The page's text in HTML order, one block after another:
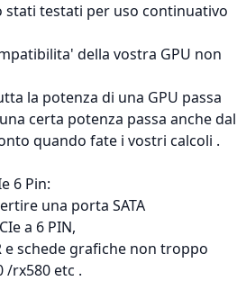
testati per uso continuativo
della vostra GPU non
la potenza di una GPU passa
certa potenza passa anche dal
quando fate i vostri calcoli .
6 Pin:
una porta SATA
a 6 PIN,
e schede grafiche non troppo
/rx580 etc .